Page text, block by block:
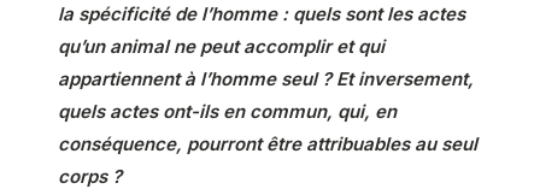
la spécificité de l’homme : quels sont les actes
qu’un animal ne peut accomplir et qui
appartiennent à l’homme seul ? Et inversement,
quels actes ont-ils en commun, qui, en
conséquence, pourront être attribuables au seul
corps ?